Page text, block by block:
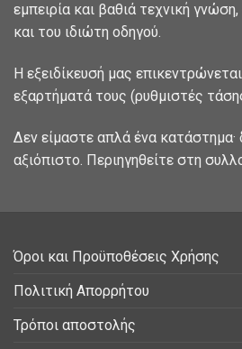
εμπειρία και βαθιά τεχνική
και του ιδιώτη οδηγού.
Η εξειδίκευσή μας
εξαρτήματά τους (ρυθμιστές
Δεν είμαστε απλά ένα
αξιόπιστο. Περιηγηθείτε στη
Όροι και Προϋποθέσεις Χρήσης
Πολιτική Απορρήτου
Τρόποι αποστολής